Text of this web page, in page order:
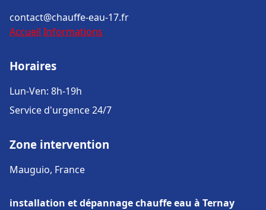
contact@chauffe-eau-17.fr
Accueil Informations
Horaires
Lun-Ven: 8h-19h
Service d'urgence 24/7
Zone intervention
Mauguio, France
installation et dépannage chauffe eau à Ternay